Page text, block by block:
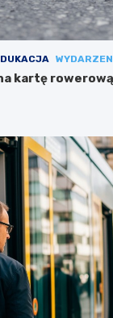
kartę